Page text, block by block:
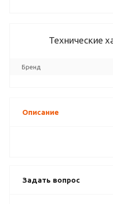
Технические
Бренд
Описание
Задать вопрос